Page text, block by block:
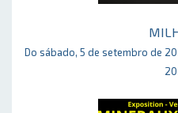
Do sábado, 5 de setembro de